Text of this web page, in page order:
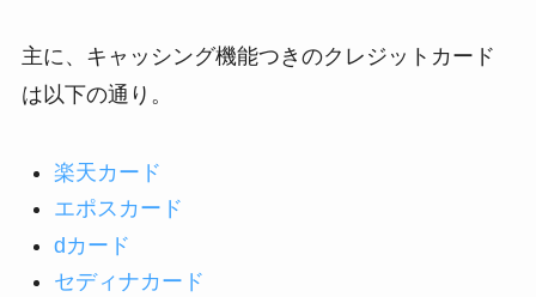
主に、キャッシング機能つきのクレジットカード
は以下の通り。
楽天カード
エポスカード
dカード
セディナカード